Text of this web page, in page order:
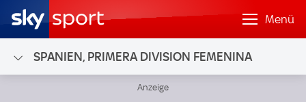
Menü
SPANIEN, PRIMERA DIVISION FEMENINA